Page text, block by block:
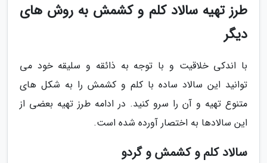
طرز تهیه سالاد کلم و کشمش به روش های
دیگر
با اندکی خلاقیت و با توجه به ذائقه و سلیقه خود می
توانید این سالاد ساده با کلم و کشمش را به شکل های
متنوع تهیه و آن را سرو کنید. در ادامه طرز تهیه بعضی از
این سالادها به اختصار آورده شده است.
سالاد کلم و کشمش و گردو